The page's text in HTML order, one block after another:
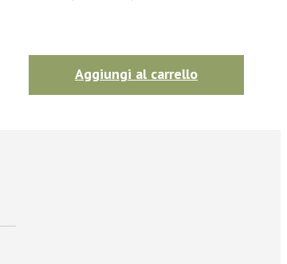
Aggiungi al carrello